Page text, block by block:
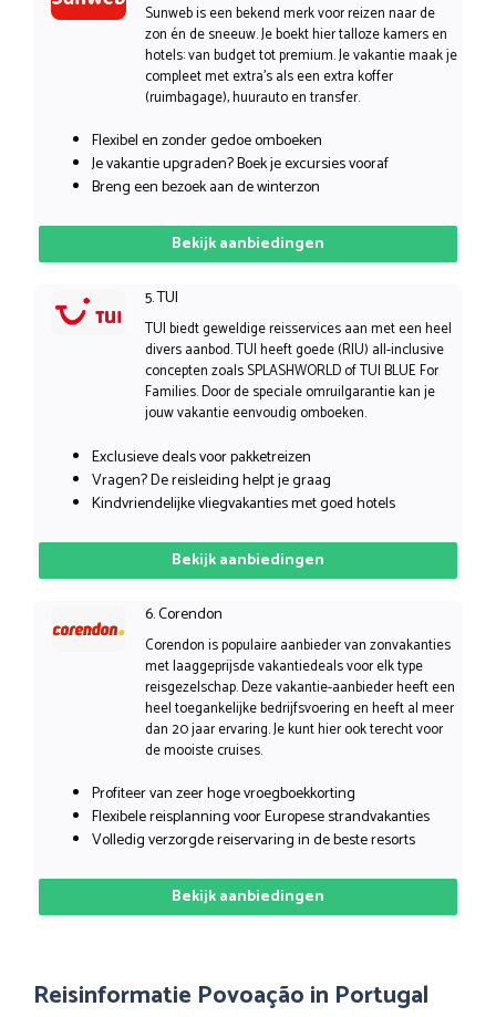
Sunweb is een bekend merk voor reizen naar de
zon én de sneeuw. Je boekt hier talloze kamers en
hotels: van budget tot premium. Je vakantie maak je
compleet met extra’s als een extra koffer
(ruimbagage), huurauto en transfer.
Flexibel en zonder gedoe omboeken
Je vakantie upgraden? Boek je excursies vooraf
Breng een bezoek aan de winterzon
Bekijk aanbiedingen
5. TUI
TUI biedt geweldige reisservices aan met een heel
divers aanbod. TUI heeft goede (RIU) all-inclusive
concepten zoals SPLASHWORLD of TUI BLUE For
Families. Door de speciale omruilgarantie kan je
jouw vakantie eenvoudig omboeken.
Exclusieve deals voor pakketreizen
Vragen? De reisleiding helpt je graag
Kindvriendelijke vliegvakanties met goed hotels
Bekijk aanbiedingen
6. Corendon
Corendon is populaire aanbieder van zonvakanties
met laaggeprijsde vakantiedeals voor elk type
reisgezelschap. Deze vakantie-aanbieder heeft een
heel toegankelijke bedrijfsvoering en heeft al meer
dan 20 jaar ervaring. Je kunt hier ook terecht voor
de mooiste cruises.
Profiteer van zeer hoge vroegboekkorting
Flexibele reisplanning voor Europese strandvakanties
Volledig verzorgde reiservaring in de beste resorts
Bekijk aanbiedingen
Reisinformatie Povoação in Portugal